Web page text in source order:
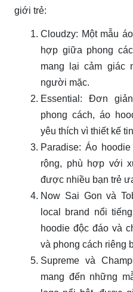
giới trẻ:
Cloudzy: Một mẫu
hợp giữa phong
mang lại cảm giác
người mặc.
Essential: Đơn
phong cách, áo
yêu thích vì thiết kế
Paradise: Áo
rộng, phù hợp với
được nhiều bạn trẻ
Now Sai Gon và
local brand nổi
hoodie độc đáo và
và phong cách riêng
Supreme và
mang đến những